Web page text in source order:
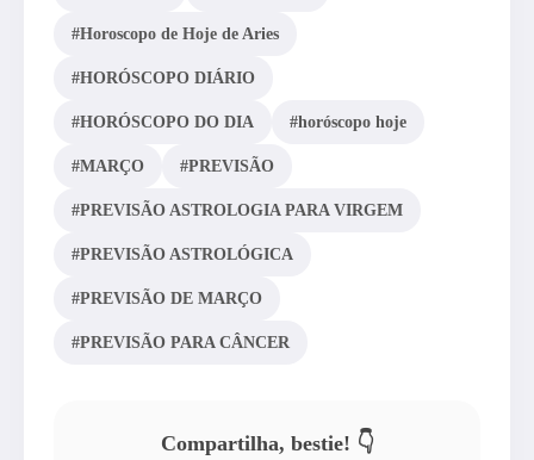
#Horoscopo de Hoje de Aries
#HORÓSCOPO DIÁRIO
#HORÓSCOPO DO DIA #horóscopo hoje
#MARÇO #PREVISÃO
#PREVISÃO ASTROLOGIA PARA VIRGEM
#PREVISÃO ASTROLÓGICA
#PREVISÃO DE MARÇO
#PREVISÃO PARA CÂNCER
Compartilha, bestie! 👇